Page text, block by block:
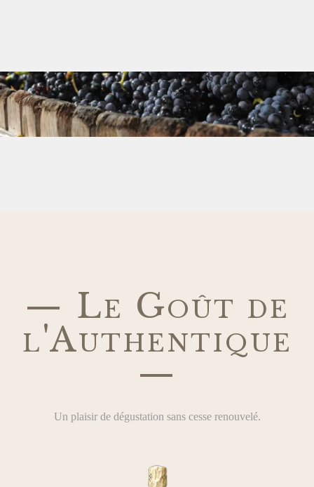
— Le Goût de
l'Authentique
—
Un plaisir de dégustation sans cesse renouvelé.